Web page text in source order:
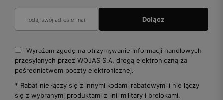
Wyrażam zgodę na otrzymywanie informacji handlowych
przesyłanych przez WOJAS S.A. drogą elektroniczną za
pośrednictwem poczty elektronicznej.
* Rabat nie łączy się z innymi kodami rabatowymi i nie łączy
się z wybranymi produktami z linii military i brelokami.